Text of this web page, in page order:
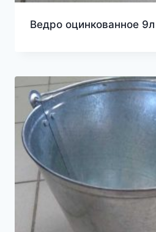
Ведро оцинкованное 9л